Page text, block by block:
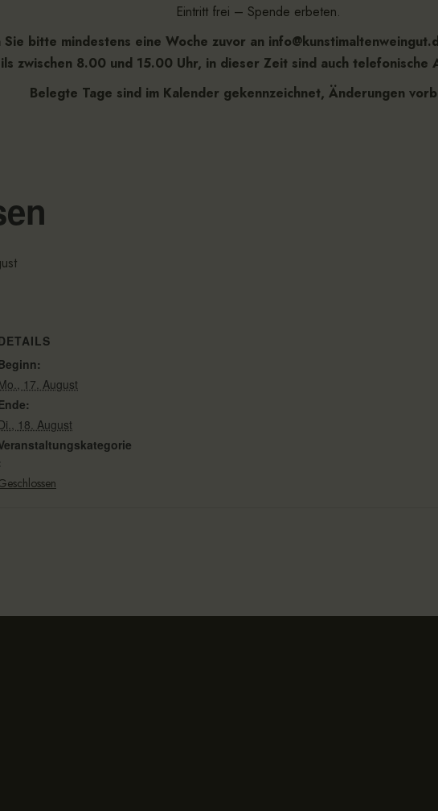
Eintritt frei – Spende erbeten.
bitte mindestens eine Woche zuvor an
zwischen 8.00 und 15.00 Uhr, in dieser Zeit sind auch telefonische
Belegte Tage sind im Kalender gekennzeichnet, Änderungen
17. August
18. August